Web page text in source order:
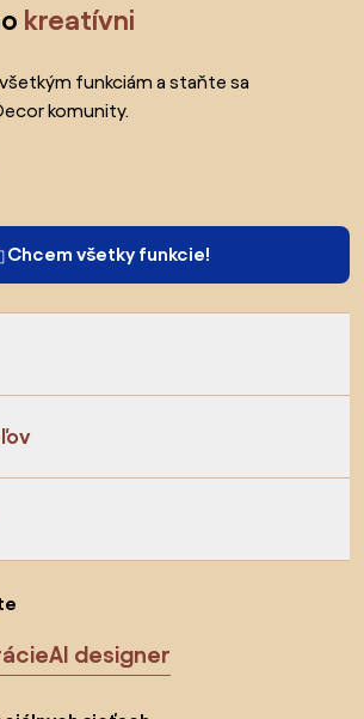
kreatívni
funkciám a staňte sa
komunity.
Chcem všetky funkcie!
AI designer